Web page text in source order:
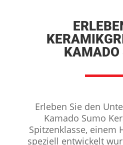
KAMADO
Erleben Sie den
Kamado Sumo
Spitzenklasse, einem
speziell entwickelt